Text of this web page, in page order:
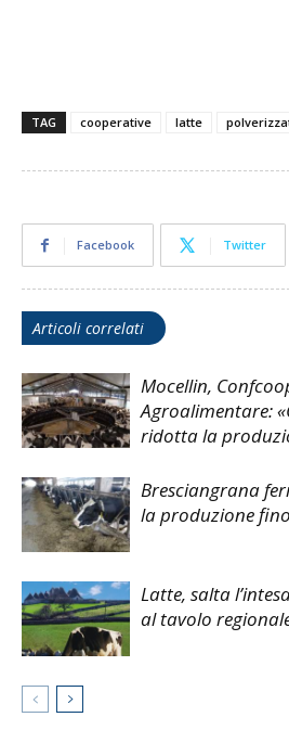
TAG cooperative latte
Facebook Twitter
Articoli correlati
Mocellin,
Agroalimentare:
ridotta la
Bresciangrana
la produzione
Latte, salta
al tavolo